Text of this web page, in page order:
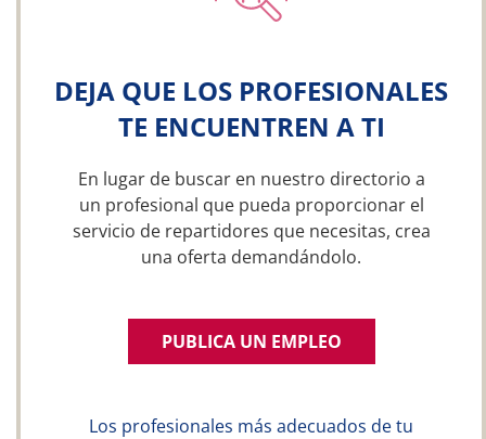
DEJA QUE LOS PROFESIONALES
TE ENCUENTREN A TI
En lugar de buscar en nuestro directorio a
un profesional que pueda proporcionar el
servicio de repartidores que necesitas, crea
una oferta demandándolo.
PUBLICA UN EMPLEO
Los profesionales más adecuados de tu